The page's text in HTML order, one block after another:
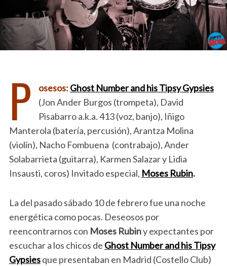
P osesos: Ghost Number and his Tipsy Gypsies
(Jon Ander Burgos (trompeta), David
Pisabarro a.k.a. 413 (voz, banjo), Iñigo
Manterola (batería, percusión), Arantza Molina
(violín), Nacho Fombuena (contrabajo), Ander
Solabarrieta (guitarra), Karmen Salazar y Lidia
Insausti, coros) Invitado especial, Moses Rubin.
La del pasado sábado 10 de febrero fue una noche
energética como pocas. Deseosos por
reencontrarnos con Moses Rubiny expectantes por
escuchar a los chicos de Ghost Number and his Tipsy
Gypsiesque presentaban en Madrid (Costello Club)